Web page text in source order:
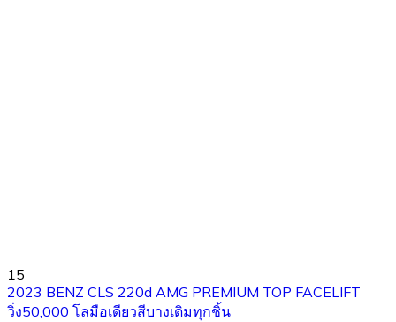
15
2023 BENZ CLS 220d AMG PREMIUM TOP FACELIFT
วิ่ง50,000 โลมือเดียวสีบางเดิมทุกชิ้น